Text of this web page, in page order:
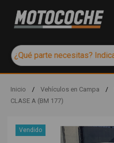
Inicio / Vehículos en Campa /
CLASE A (BM 177)
Vendido